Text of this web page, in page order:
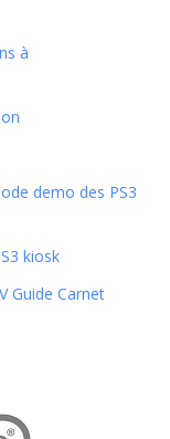
à
demo des PS3
kiosk
Guide Carnet